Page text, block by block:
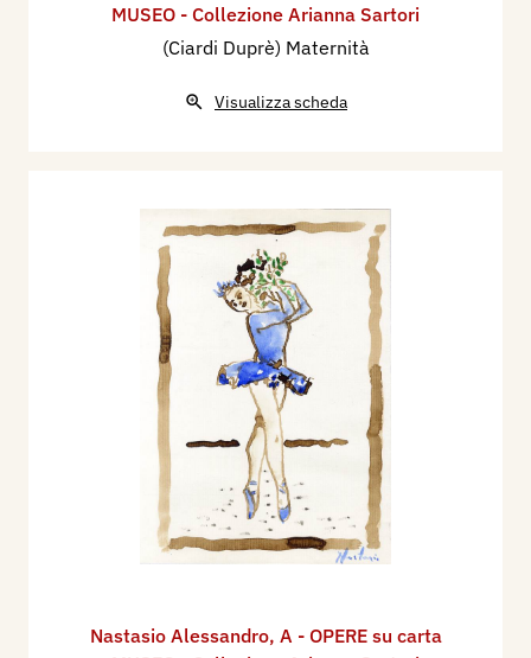
MUSEO - Collezione Arianna Sartori
(Ciardi Duprè) Maternità
Visualizza scheda
Nastasio Alessandro, A - OPERE su carta